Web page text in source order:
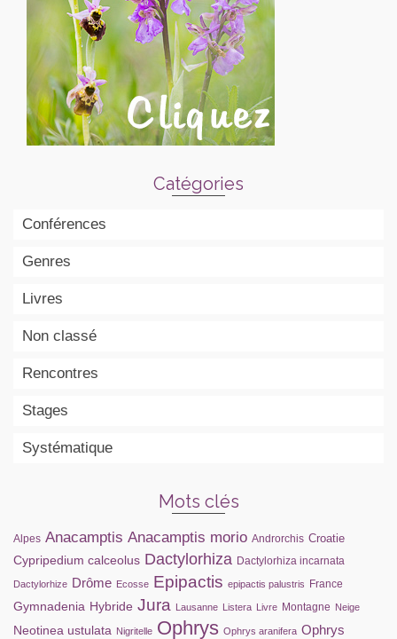
Catégories
Conférences
Genres
Livres
Non classé
Rencontres
Stages
Systématique
Mots clés
Alpes Anacamptis Anacamptis morio Androrchis Croatie
Cypripedium calceolus Dactylorhiza Dactylorhiza incarnata
Dactylorhize Drôme Ecosse Epipactis epipactis palustris France
Gymnadenia Hybride Jura Lausanne Listera Livre Montagne Neige
Neotinea ustulata Nigritelle Ophrys Ophrys aranifera Ophrys